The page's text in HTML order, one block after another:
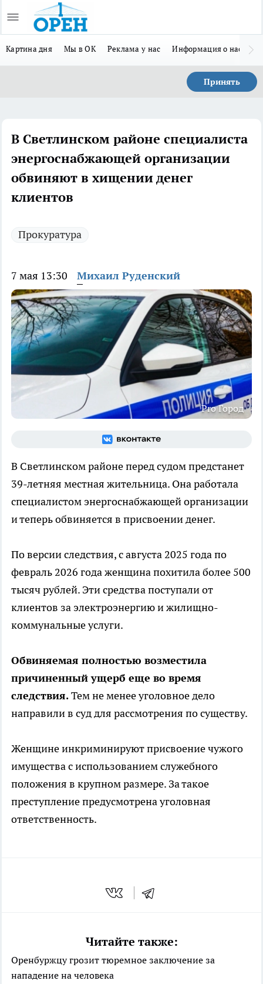
Картина дня Мы в ОК Реклама у нас Информация о нас
Принять
В Светлинском районе специалиста
энергоснабжающей организации
обвиняют в хищении денег
клиентов
Прокуратура
7 мая 13:30 Михаил Руденский
Pro Город
В Светлинском районе перед судом предстанет
39-летняя местная жительница. Она работала
специалистом энергоснабжающей организации
и теперь обвиняется в присвоении денег.
По версии следствия, с августа 2025 года по
февраль 2026 года женщина похитила более 500
тысяч рублей. Эти средства поступали от
клиентов за электроэнергию и жилищно-
коммунальные услуги.
Обвиняемая полностью возместила
причиненный ущерб еще во время
следствия.Тем не менее уголовное дело
направили в суд для рассмотрения по существу.
Женщине инкриминируют присвоение чужого
имущества с использованием служебного
положения в крупном размере. За такое
преступление предусмотрена уголовная
ответственность.
Читайте также:
Оренбуржцу грозит тюремное заключение за
нападение на человека